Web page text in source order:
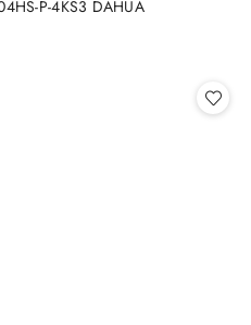
P-4KS3 DAHUA